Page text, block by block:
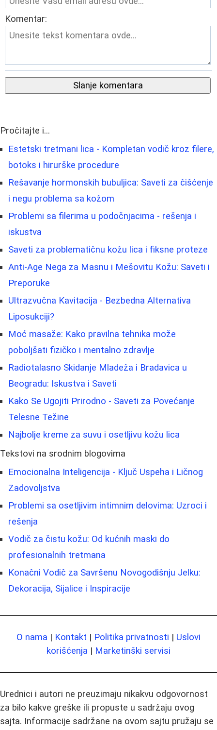
Komentar:
Slanje komentara
Pročitajte i...
Estetski tretmani lica - Kompletan vodič kroz filere,
botoks i hirurške procedure
Rešavanje hormonskih bubuljica: Saveti za čišćenje
i negu problema sa kožom
Problemi sa filerima u podočnjacima - rešenja i
iskustva
Saveti za problematičnu kožu lica i fiksne proteze
Anti-Age Nega za Masnu i Mešovitu Kožu: Saveti i
Preporuke
Ultrazvučna Kavitacija - Bezbedna Alternativa
Liposukciji?
Moć masaže: Kako pravilna tehnika može
poboljšati fizičko i mentalno zdravlje
Radiotalasno Skidanje Mladeža i Bradavica u
Beogradu: Iskustva i Saveti
Kako Se Ugojiti Prirodno - Saveti za Povećanje
Telesne Težine
Najbolje kreme za suvu i osetljivu kožu lica
Tekstovi na srodnim blogovima
Emocionalna Inteligencija - Ključ Uspeha i Ličnog
Zadovoljstva
Problemi sa osetljivim intimnim delovima: Uzroci i
rešenja
Vodič za čistu kožu: Od kućnih maski do
profesionalnih tretmana
Konačni Vodič za Savršenu Novogodišnju Jelku:
Dekoracija, Sijalice i Inspiracije
O nama | Kontakt | Politika privatnosti | Uslovi
korišćenja | Marketinški servisi
Urednici i autori ne preuzimaju nikakvu odgovornost
za bilo kakve greške ili propuste u sadržaju ovog
sajta. Informacije sadržane na ovom sajtu pružaju se